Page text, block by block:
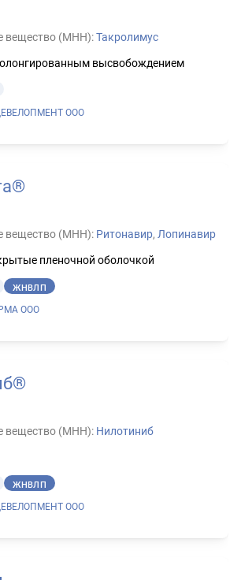
вещество (МНН):Такролимус
высвобождением
ООО
вещество (МНН): Ритонавир, Лопинавир
пленочной оболочкой
ЖНВЛП
ООО
вещество (МНН): Нилотиниб
ЖНВЛП
ООО